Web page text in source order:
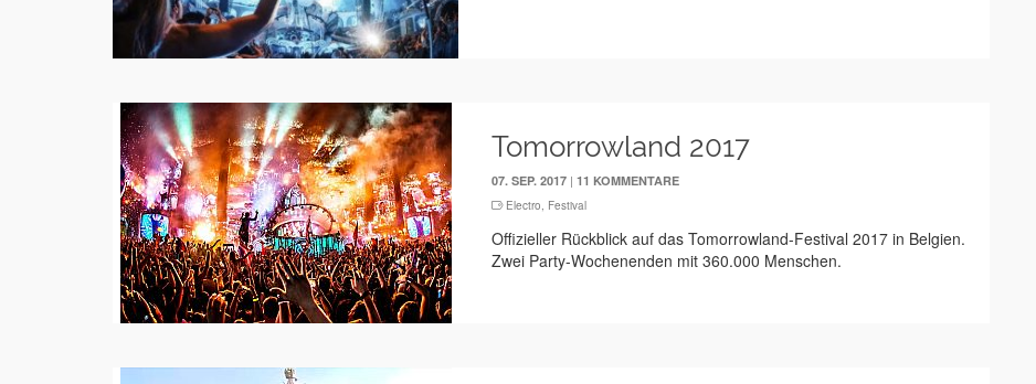
Tomorrowland 2017
07. SEP. 2017 |11 KOMMENTARE
Electro Festival
Offizieller Rückblick auf das Tomorrowland-Festival 2017 in Belgien.
Zwei Party-Wochenenden mit 360.000 Menschen.